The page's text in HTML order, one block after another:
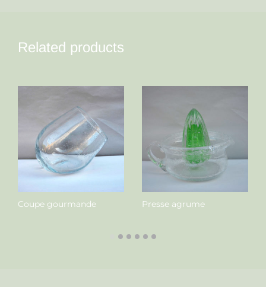
Related products
Coupe gourmande Presse agrume
Nous contacter